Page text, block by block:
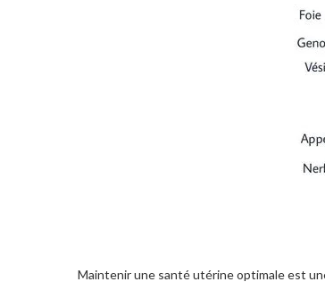
Maintenir une santé utérine optimale est